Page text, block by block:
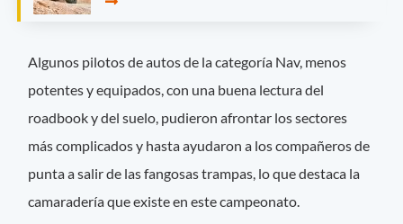
Algunos pilotos de autos de la categoría Nav, menos
potentes y equipados, con una buena lectura del
roadbook y del suelo, pudieron afrontar los sectores
más complicados y hasta ayudaron a los compañeros de
punta a salir de las fangosas trampas, lo que destaca la
camaradería que existe en este campeonato.